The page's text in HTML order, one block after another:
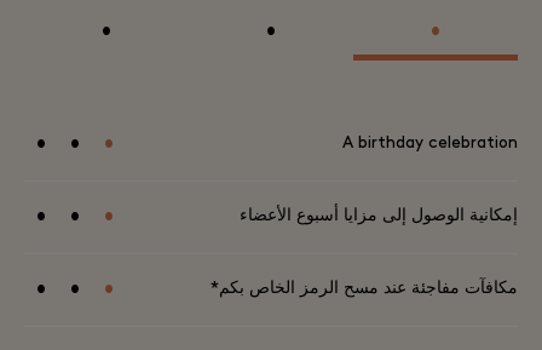
•
•
•
A birthday celebration
•
•
•
إمكانية الوصول إلى مزايا أسبوع الأعضاء •
•
•
مكافآت مفاجئة عند مسح الرمز الخاص بكم* •
•
•